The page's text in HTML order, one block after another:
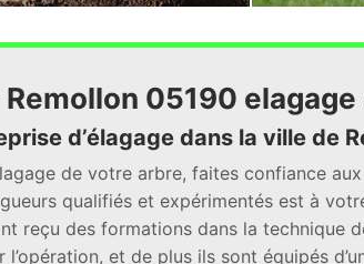
05190
d’élagage dans la ville de
de votre arbre, faites confiance
qualifiés et expérimentés est à
reçu des formations dans la technique
et de plus ils sont équipés